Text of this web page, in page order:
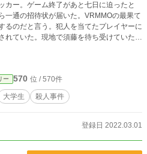
カー。ゲーム終了があと七日に迫ったと
一通の招待状が届いた。VRMMOの最果て
るのだと言う。犯人を当てたプレイヤーに
れていた。現地で須藤を待ち受けていたの
須藤は犯人をつきとめ、賞金を手に入れ
ー 570 位 / 570件
大学生 殺人事件
登録日 2022.03.01